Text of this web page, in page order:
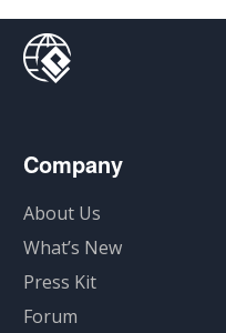
Company
About Us
What’s New
Press Kit
Forum